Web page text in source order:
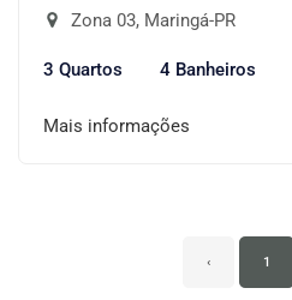
Zona 03, Maringá-PR
3 Quartos 4 Banheiros
Mais informações
‹ 1